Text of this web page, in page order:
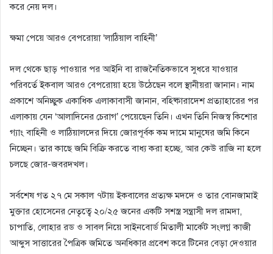
করে নেয় দল।
​ক্ষমা পেয়ে আরও বেপরোয়া ‘লাঠিয়াল বাহিনী’
দল থেকে ছাড় পাওয়ার পর আইনি বা রাজনৈতিকভাবে সুধরে যাওয়ার
পরিবর্তে ইকবাল আরও বেপরোয়া হয়ে উঠেছেন বলে স্থানীয়রা জানান। নাম
প্রকাশে অনিচ্ছুক একাধিক এলাকাবাসী জানান, বহিষ্কারাদেশ প্রত্যাহারের পর
এলাকায় যেন ‘আলাদিনের চেরাগ’ পেয়েছেন তিনি। এখন তিনি নিজস্ব কিশোর
গ্যাং বাহিনী ও লাঠিয়ালদের দিয়ে জোরপূর্বক কম দামে মানুষের জমি কিনে
নিচ্ছেন। তার কাছে জমি বিক্রি করতে বাধ্য করা হচ্ছে, আর কেউ রাজি না হলে
চলছে জোর-জবরদখল।
​সর্বশেষ গত ২৭ মে সকাল ৭টায় ইকবালের প্রত্যক্ষ মদদে ও তার বোনজামাই
মুক্তার হোসেনের নেতৃত্বে ২০/২৫ জনের একটি সশস্ত্র সন্ত্রাসী দল রামদা,
চাপাতি, লোহার রড ও সাবল নিয়ে সাইনবোর্ড মিতালী মার্কেট সংলগ্ন কাজী
আব্দুস সাত্তারের পৈত্রিক জমিতে অনধিকার প্রবেশ করে টিনের বেড়া দেওয়ার